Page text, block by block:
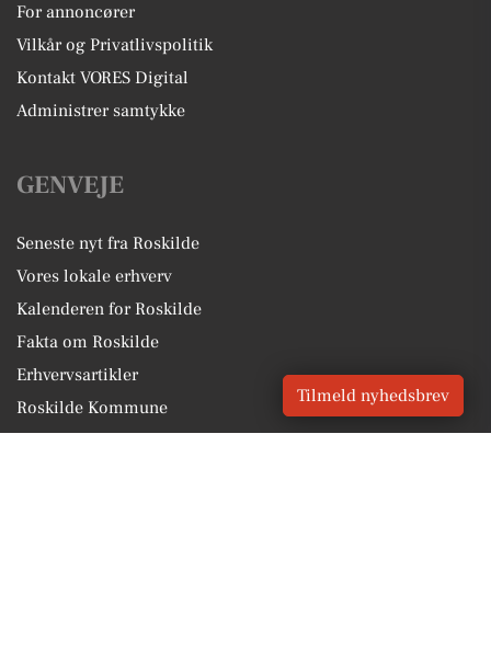
For annoncører
Vilkår og Privatlivspolitik
Kontakt VORES Digital
Administrer samtykke
GENVEJE
Seneste nyt fra Roskilde
Vores lokale erhverv
Kalenderen for Roskilde
Fakta om Roskilde
Erhvervsartikler
Roskilde Kommune
Tilmeld nyhedsbrev